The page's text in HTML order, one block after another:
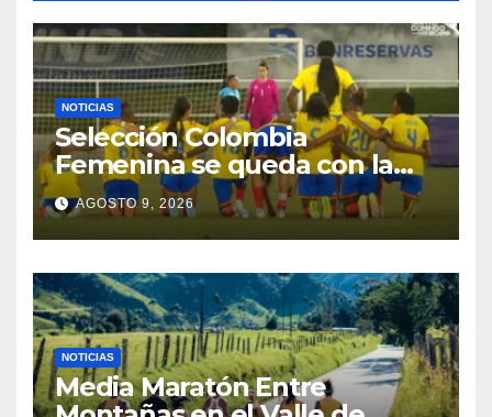
NOTICIAS
Selección Colombia
Femenina se queda con la
plata: dramática derrota ante
México en los Juegos
Centroamericanos y del
Caribe
AGOSTO 9, 2026
NOTICIAS
Media Maratón Entre